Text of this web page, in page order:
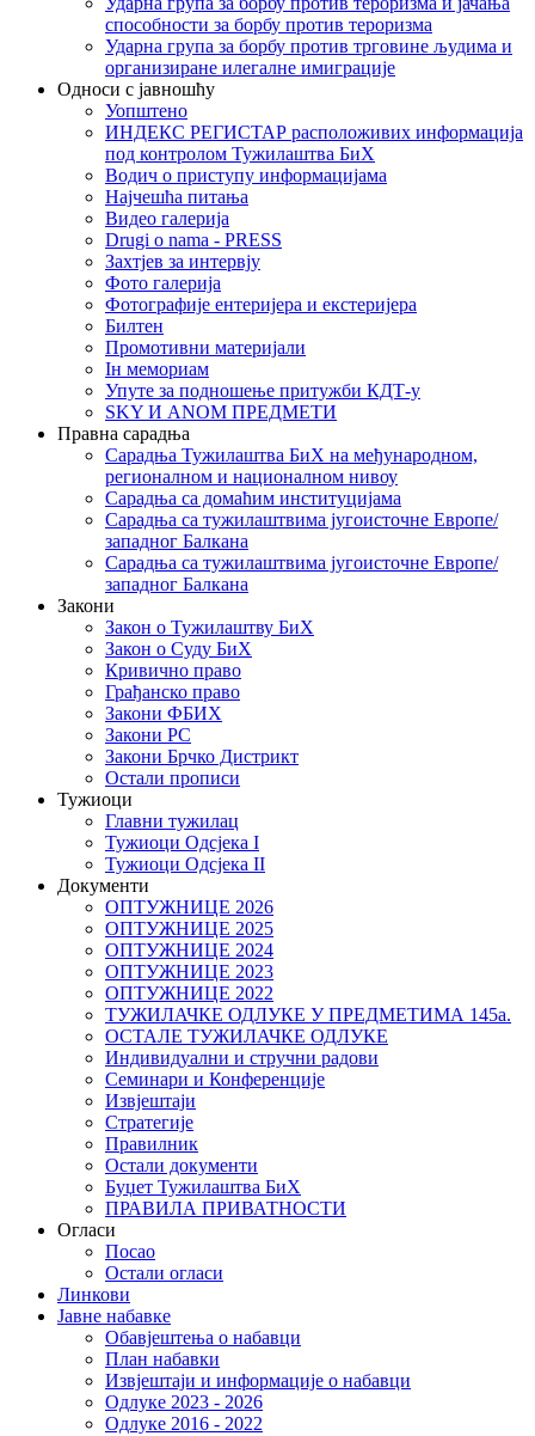
способности за борбу против тероризма
Ударна група за борбу против трговине људима и
организиране илегалне имиграције
Односи с јавношћу
Уопштено
ИНДЕКС РЕГИСТАР расположивих информација
под контролом Тужилаштва БиХ
Водич о приступу информацијама
Најчешћа питања
Видео галерија
Drugi o nama - PRESS
Захтјев за интервју
Фото галерија
Фотографије ентеријера и екстеријера
Билтен
Промотивни материјали
Iн мемориам
Упуте за подношење притужби КДТ-у
SKY И ANOM ПРЕДМЕТИ
Правна сарадња
Сарадња Тужилаштва БиХ на међународном,
регионалном и националном нивоу
Сарадња са домаћим институцијама
Сарадња са тужилаштвима југоисточне Европе/
западног Балкана
Сарадња са тужилаштвима југоисточне Европе/
западног Балкана
Закони
Закон о Тужилаштву БиХ
Закон о Суду БиХ
Кривично право
Грађанско право
Закони ФБИХ
Закони РС
Закони Брчко Дистрикт
Остали прописи
Тужиоци
Главни тужилац
Тужиоци Oдсјекa I
Тужиоци Oдсјекa II
Документи
ОПТУЖНИЦЕ 2026
ОПТУЖНИЦЕ 2025
ОПТУЖНИЦЕ 2024
ОПТУЖНИЦЕ 2023
ОПТУЖНИЦЕ 2022
ТУЖИЛАЧКЕ ОДЛУКЕ У ПРЕДМЕТИМА 145а.
ОСТАЛЕ ТУЖИЛАЧКЕ ОДЛУКЕ
Индивидуални и стручни радови
Семинари и Конференције
Извјештаји
Стратегије
Правилник
Остали документи
Буџет Тужилаштва БиХ
ПРАВИЛА ПРИВАТНОСТИ
Огласи
Посао
Остали огласи
Линкови
Јавне набавке
Обавјештења о набавци
План набавки
Извјештаји и информације о набавци
Одлуке 2023 - 2026
Одлуке 2016 - 2022